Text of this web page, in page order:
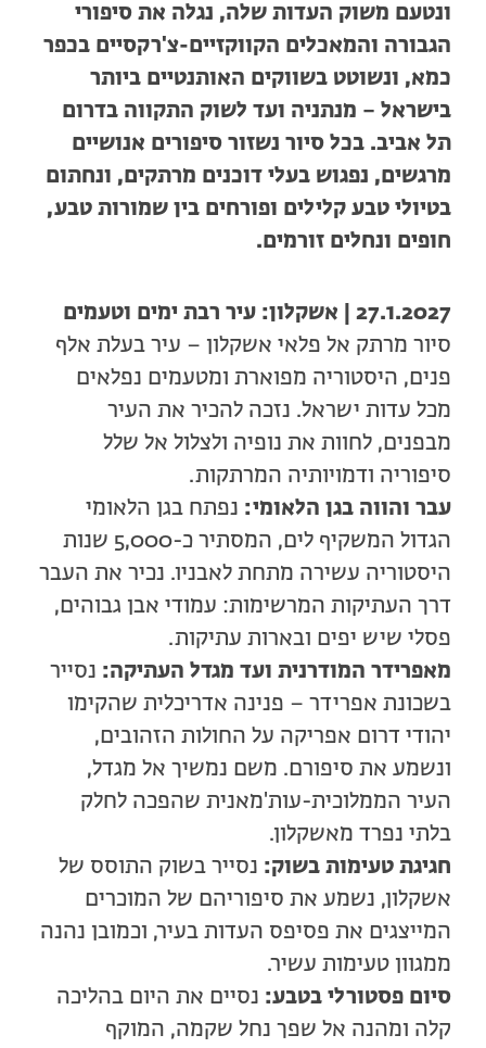
ונטעם משוק העדות שלה, נגלה את סיפורי
הגבורה והמאכלים הקווקזיים-צ'רקסיים בכפר
כמא, ונשוטט בשווקים האותנטיים ביותר
בישראל – מנתניה ועד לשוק התקווה בדרום
תל אביב. בכל סיור נשזור סיפורים אנושיים
מרגשים, נפגוש בעלי דוכנים מרתקים, ונחתום
בטיולי טבע קלילים ופורחים בין שמורות טבע,
חופים ונחלים זורמים.
27.1.2027 | אשקלון: עיר רבת ימים וטעמים
סיור מרתק אל פלאי אשקלון – עיר בעלת אלף
פנים, היסטוריה מפוארת ומטעמים נפלאים
מכל עדות ישראל. נזכה להכיר את העיר
מבפנים, לחוות את נופיה ולצלול אל שלל
סיפוריה ודמויותיה המרתקות.
עבר והווה בגן הלאומי: נפתח בגן הלאומי
הגדול המשקיף לים, המסתיר כ-5,000 שנות
היסטוריה עשירה מתחת לאבניו. נכיר את העבר
דרך העתיקות המרשימות: עמודי אבן גבוהים,
פסלי שיש יפים ובארות עתיקות.
מאפרידר המודרנית ועד מגדל העתיקה: נסייר
בשכונת אפרידר – פנינה אדריכלית שהקימו
יהודי דרום אפריקה על החולות הזהובים,
ונשמע את סיפורם. משם נמשיך אל מגדל,
העיר הממלוכית-עות'מאנית שהפכה לחלק
בלתי נפרד מאשקלון.
חגיגת טעימות בשוק: נסייר בשוק התוסס של
אשקלון, נשמע את סיפוריהם של המוכרים
המייצגים את פסיפס העדות בעיר, וכמובן נהנה
ממגוון טעימות עשיר.
סיום פסטורלי בטבע: נסיים את היום בהליכה
קלה ומהנה אל שפך נחל שקמה, המוקף